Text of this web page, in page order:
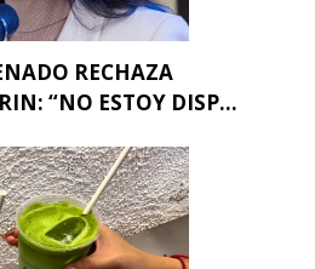
RECHAZA
“NO ESTOY DISP...